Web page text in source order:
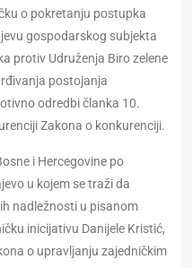
o pokretanju postupka
gospodarskog subjekta
protiv Udruženja Biro zelene
postojanja
odredbi članka 10.
Zakona o konkurenciji.
i Hercegovine po
u kojem se traži da
nadležnosti u pisanom
inicijativu Danijele Kristić,
o upravljanju zajedničkim